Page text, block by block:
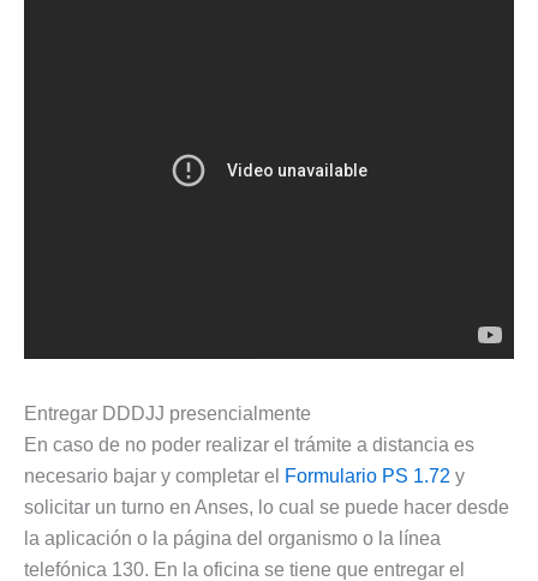
Entregar DDDJJ presencialmente
En caso de no poder realizar el trámite a distancia es
necesario bajar y completar el
Formulario PS 1.72 y
solicitar un turno en Anses, lo cual se puede hacer desde
la aplicación o la página del organismo o la línea
telefónica 130. En la oficina se tiene que entregar el